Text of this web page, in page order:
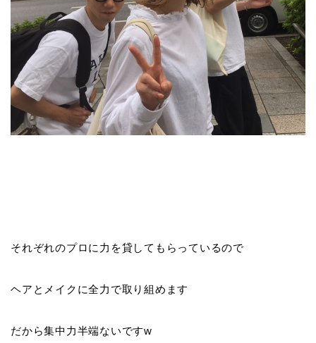
それぞれのプロに力を貸してもらっているので
ヘアとメイクに全力で取り組めます
だから集中力半端ないですw